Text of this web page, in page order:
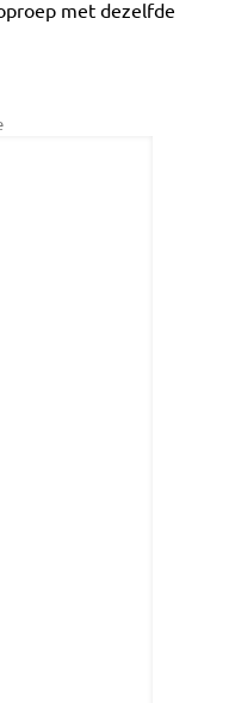
met dezelfde